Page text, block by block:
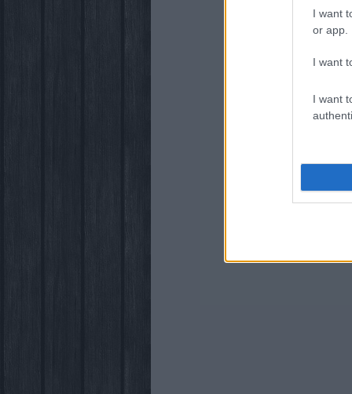
I want
or app.
I want
I want